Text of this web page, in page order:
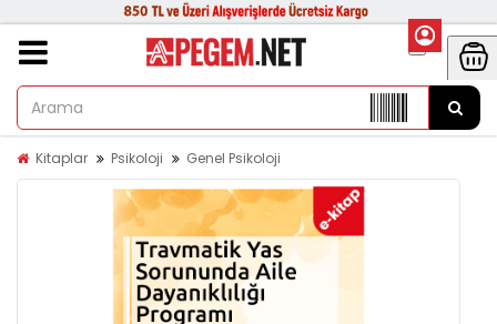
Kitaplar Psikoloji Genel Psikoloji